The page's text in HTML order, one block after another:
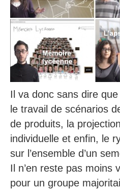
Il va donc sans dire
le travail de scénarios
de produits, la
individuelle et enfin, le
sur l’ensemble d’un
Il n’en reste pas moins
pour un groupe